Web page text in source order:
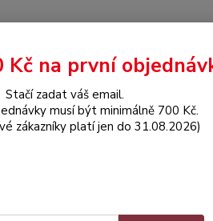
Hledat
dlouhým rukávem
Kč na první
Stačí zadat váš email.
musí být minimálně 700 Kč.
zákazníky platí jen do 31.08.2026)